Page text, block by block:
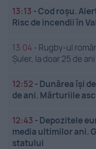
13:13 -Cod roșu.
Risc de incendii în
13:04 - Rugby-ul
Șuler, la doar 25 de ani
12:52 - Dunărea își
de ani. Mărturiile
12:43 - Depozitele
media ultimilor ani.
statului